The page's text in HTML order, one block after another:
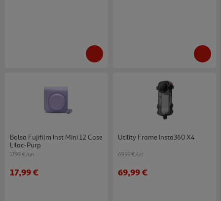
Bolsa Fujifilm Inst Mini 12 Case
Lilac-Purp
17.99 €/un
17,99 €
Utility Frame Insta360 X4
69.99 €/un
69,99 €